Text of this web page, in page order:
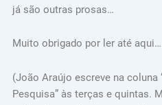
já são outras prosas…
Muito obrigado por ler até
(João Araújo escreve na coluna
Pesquisa” às terças e quintas.